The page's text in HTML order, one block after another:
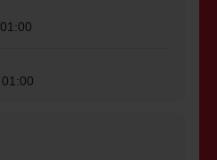
01:00
01:00